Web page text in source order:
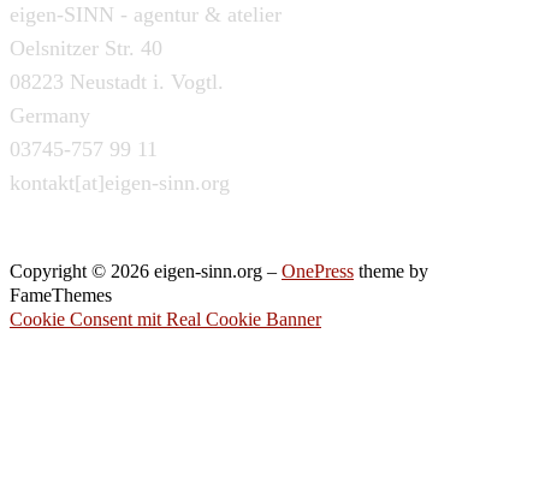
eigen-SINN - agentur & atelier
Oelsnitzer Str. 40
08223 Neustadt i. Vogtl.
Germany
03745-757 99 11
kontakt[at]eigen-sinn.org
Copyright © 2026 eigen-sinn.org – OnePress theme by
FameThemes
Cookie Consent mit Real Cookie Banner